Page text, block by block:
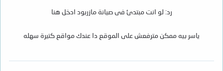
رد: لو انت مبتدئ فى صيانة مازربود ادخل هنا
ياسر بيه ممكن مترفعش على الموقع دا عندك مواقع كتيرة سهله